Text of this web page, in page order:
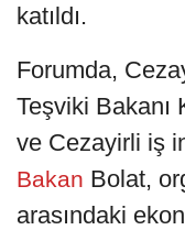
katıldı.
Forumda,
Teşviki Bakanı
ve Cezayirli iş
Bakan Bolat,
arasındaki